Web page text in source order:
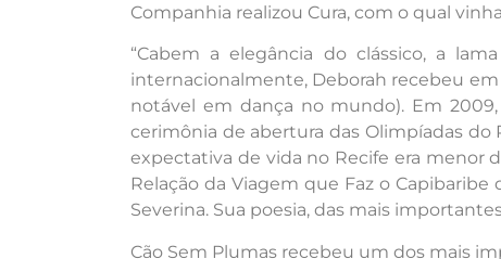
Companhia realizou Cura, com o qual
“Cabem a elegância do clássico, a
internacionalmente, Deborah recebeu
notável em dança no mundo). Em
cerimônia de abertura das Olimpíadas do
expectativa de vida no Recife era menor
Relação da Viagem que Faz o
Severina. Sua poesia, das mais
Cão Sem Plumas recebeu um dos mais